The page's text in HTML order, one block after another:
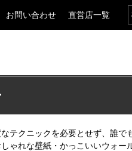
お問い合わせ 直営店一覧
テクニックを必要とせず、誰で
ゃれな壁紙・かっこいいウォー